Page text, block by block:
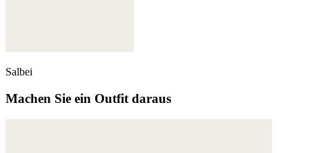
Salbei
Machen Sie ein Outfit daraus